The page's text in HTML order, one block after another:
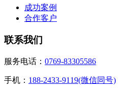
成功案例
合作客户
联系我们
服务电话： 0769-83305586
手机： 188-2433-9119(微信同号)